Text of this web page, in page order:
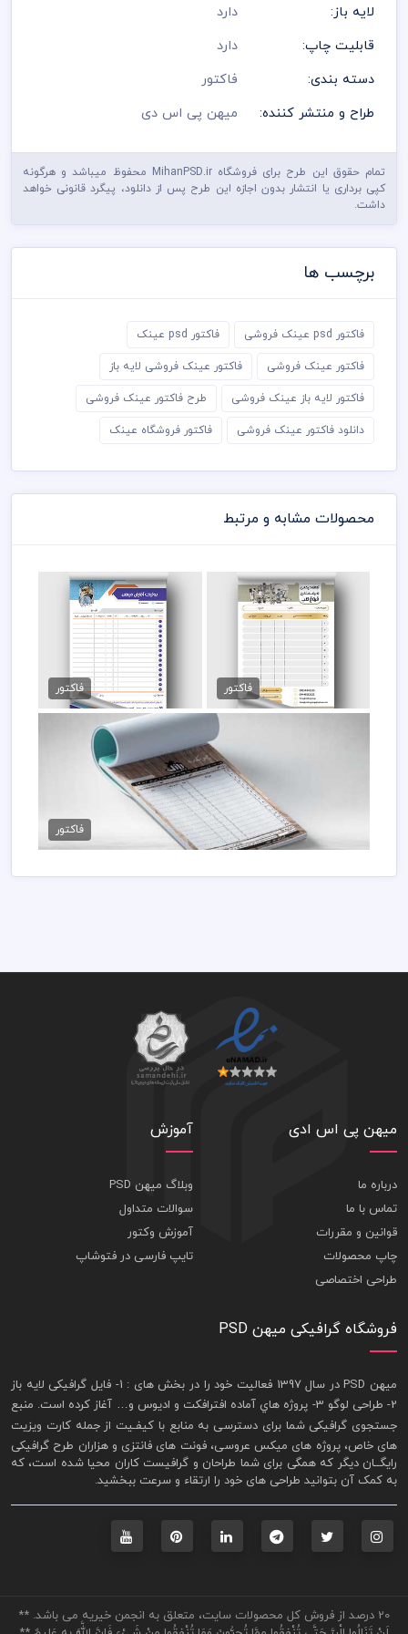
لایه باز:
دارد
قابلیت چاپ:
دارد
دسته بندی:
فاکتور
طراح و منتشر کننده:
میهن پی اس دی
تمام حقوق این طرح برای فروشگاه MihanPSD.ir محفوظ میباشد و هرگونه
کپی برداری یا انتشار بدون اجازه این طرح پس از دانلود، پیگرد قانونی خواهد
داشت.
برچسب ها
فاکتور psd عینک فروشی فاکتور psd عینک
فاکتور عینک فروشی فاکتور عینک فروشی لایه باز
فاکتور لایه باز عینک فروشی طرح فاکتور عینک فروشی
دانلود فاکتور عینک فروشی فاکتور فروشگاه عینک
پنتت رنگی . مد رنگی و کیفیت مناسب عکس و وکتور به عهده خریدار
می باشد
در طراحی فاکتور از لوگو و نشان های تجاری نمادین استفاده شده
است و مسئولیت استفاده از همان لوگو به عهده خریدار می باشد
رعایت کلیه قوانین موجود در سایت به عهده خریدار می باشد
محصولات مشابه و مرتبط
فاکتور فروش لوازم پزشکی
فاکتور
فاکتور پوشاک آقایان
فاکتور
دانلود فاکتور چوب
89,000 تومان
فاکتور
میهن پی اس ادی
درباره ما
تماس با ما
قوانین و مقررات
چاپ محصولات
طراحی اختصاصی
آموزش
وبلاگ میهن PSD
سوالات متداول
آموزش وکتور
تایپ فارسی در فتوشاپ
فروشگاه گرافیکی میهن PSD
ميهن PSD در سال 1397 فعاليت خود را در بخش های : 1-
فايل گرافيکی لايه باز
2- طراحی لوگو 3- پروژه هاي آماده افترافکت و اديوس و… آغاز کرده است. منبع
جستجوی گرافيکی شما برای دسترسی به منابع با کيفـيت از جملهکارت ويزيت
های خاص، پروژه های ميکس عروسی، فونت های فانتزی و هزاران طرح گرافیکی
رايگــان ديگر که همگی برای شما طراحان و گرافيست کاران محيا شده است، که
به کمک آن بتوانيد طراحی های خود را ارتقاء و سرعت ببخشيد.
20 درصد از فروش کل محصولات سایت، متعلق به انجمن خیریه می باشد. **